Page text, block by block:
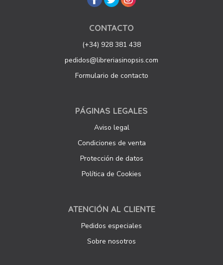
CONTACTO
(+34) 928 381 438
pedidos@libreriasinopsis.com
Formulario de contacto
PÁGINAS LEGALES
Aviso legal
Condiciones de venta
Protección de datos
Política de Cookies
ATENCIÓN AL CLIENTE
Pedidos especiales
Sobre nosotros